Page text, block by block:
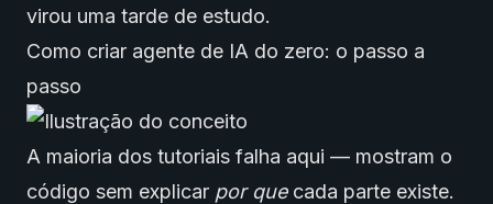
virou uma tarde de estudo.
Como criar agente de IA do zero: o passo a
passo
A maioria dos tutoriais falha aqui — mostram o
código sem explicar por quecada parte existe.